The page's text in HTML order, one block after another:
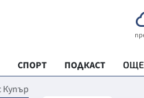
СПОРТ ПОДКАСТ ОЩЕ
Купър